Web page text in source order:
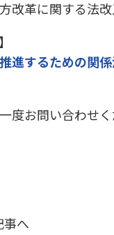
改革に関する法
進するための関
度お問い合わせく
事へ